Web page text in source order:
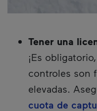
Tener una
¡Es
controles son
elevadas.
cuota de